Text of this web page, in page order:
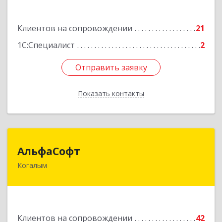
Клиентов на сопровождении
21
1С:Специалист
2
Отправить заявку
Показать контакты
Подробнее
Отправить заявку
Назад
АльфаСофт
Когалым
Клиентов на сопровождении 42
628484, Ханты-Мансийский Автономный округ